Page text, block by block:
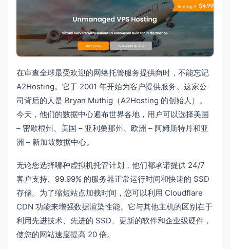
在审查全球最受欢迎的网络托管服务提供商时，不能忘记
A2Hosting。它于 2001 年开始为客户提供服务。这家公
司背后的人是 Bryan Muthig（A2Hosting 的创始人）。
今天，他们的数据中心遍布世界各地，用户可以选择美国
– 密歇根州、美国 – 亚利桑那州、欧洲 – 阿姆斯特丹和亚
洲 – 新加坡数据中心。
无论您选择哪种虚拟机托管计划，他们都承诺提供 24/7
客户支持、99.99% 的服务器正常运行时间和快速的 SSD
存储。为了缩短站点加载时间，您可以利用 Cloudflare
CDN 功能来增强数据渲染性能。它与其他主机的区别在于
利用先进技术、先进的 SSD、更新的软件和企业级硬件，
使您的网站速度提高 20 倍。